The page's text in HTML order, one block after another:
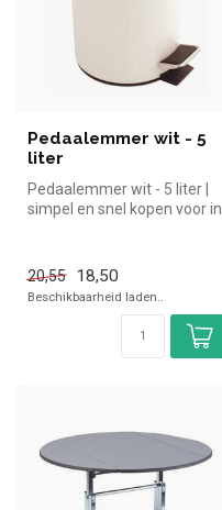
Pedaalemmer wit - 5
liter
Pedaalemmer wit - 5 liter |
simpel en snel kopen voor in
20,55 18,50
Beschikbaarheid laden..